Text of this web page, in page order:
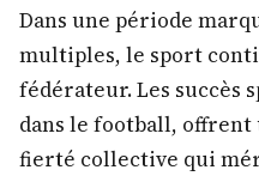
Dans une période
multiples, le sport
fédérateur. Les
dans le football, offrent
fierté collective qui